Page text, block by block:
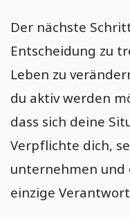
Der nächste
Entscheidung zu
Leben zu
du aktiv werden
dass sich deine
Verpflichte dich,
unternehmen und
einzige